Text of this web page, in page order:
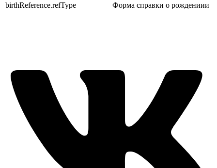
birthReference.refType
Форма справки о рождениии